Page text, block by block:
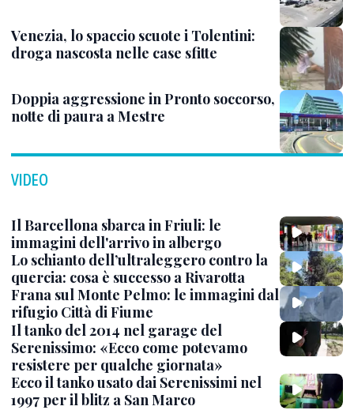
Venezia, lo spaccio scuote i Tolentini:
droga nascosta nelle case sfitte
Doppia aggressione in Pronto soccorso,
notte di paura a Mestre
VIDEO
Il Barcellona sbarca in Friuli: le
immagini dell'arrivo in albergo
Lo schianto dell’ultraleggero contro la
quercia: cosa è successo a Rivarotta
Frana sul Monte Pelmo: le immagini dal
rifugio Città di Fiume
Il tanko del 2014 nel garage del
Serenissimo: «Ecco come potevamo
resistere per qualche giornata»
Ecco il tanko usato dai Serenissimi nel
1997 per il blitz a San Marco